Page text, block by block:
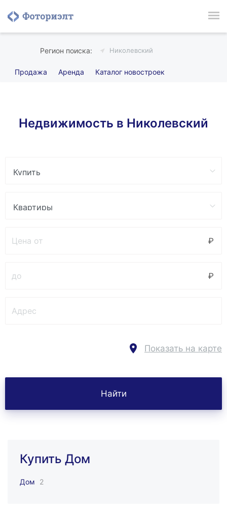
Николевский
Продажа Аренда Каталог новостроек
Недвижимость в Николевский
Показать на карте
Купить Дом
Дом 2